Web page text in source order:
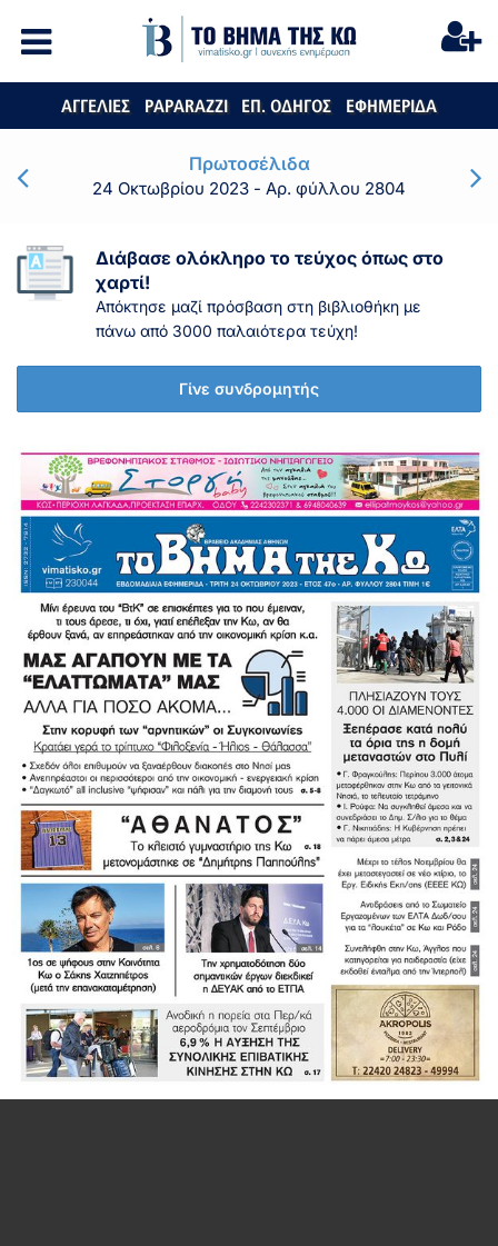
ΑΓΓΕΛΙΕΣ PAPARAZZI ΕΠ. ΟΔΗΓΟΣ ΕΦΗΜΕΡΙΔΑ
Πρωτοσέλιδα
24 Οκτωβρίου 2023 - Αρ. φύλλου 2804
Διάβασε ολόκληρο το τεύχος όπως στο
χαρτί!
Απόκτησε μαζί πρόσβαση στη βιβλιοθήκη με
πάνω από 3000 παλαιότερα τεύχη!
Γίνε συνδρομητής